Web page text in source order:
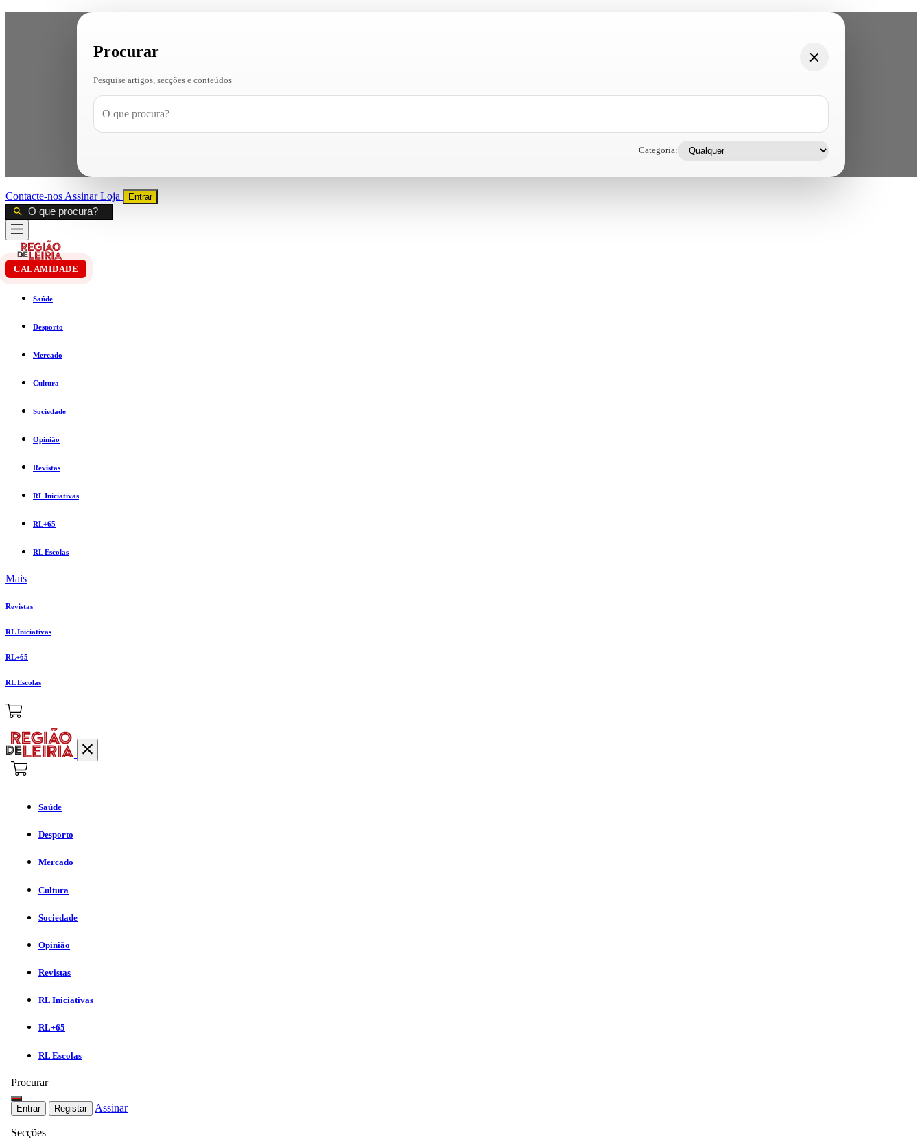
Procurar
Pesquise artigos, secções e conteúdos
Categoria:
Contacte-nos AssinarLoja Entrar
CALAMIDADE
Saúde
Desporto
Mercado
Cultura
Sociedade
Opinião
Revistas
RL Iniciativas
RL+65
RL Escolas
Mais
Revistas
RL Iniciativas
RL+65
RL Escolas
Saúde
Desporto
Mercado
Cultura
Sociedade
Opinião
Revistas
RL Iniciativas
RL+65
RL Escolas
Procurar
Entrar Registar Assinar
Secções